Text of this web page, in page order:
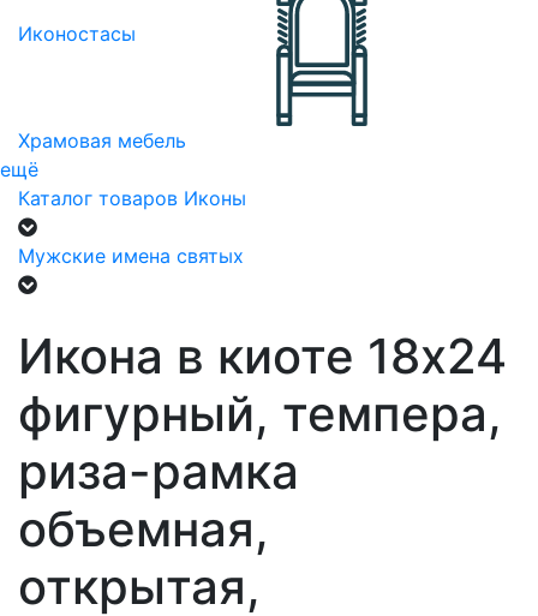
Иконостасы
Храмовая мебель
ещё
Каталог товаров Иконы
Мужские имена святых
Икона в киоте 18х24
фигурный, темпера,
риза-рамка
объемная,
открытая,